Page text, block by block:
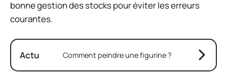
bonne gestion des stocks pour éviter les erreurs
courantes.
Actu Comment peindre une figurine ?